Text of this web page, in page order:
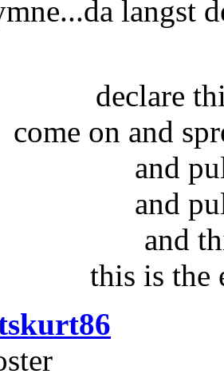
langst
declare
come on and
and
and
and
this is the